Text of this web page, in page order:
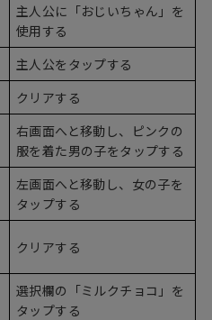
主人公に「おじいちゃん」を
使用する
主人公をタップする
クリアする
右画面へと移動し、ピンクの
服を着た男の子をタップする
左画面へと移動し、女の子を
タップする
クリアする
選択欄の「ミルクチョコ」を
タップする